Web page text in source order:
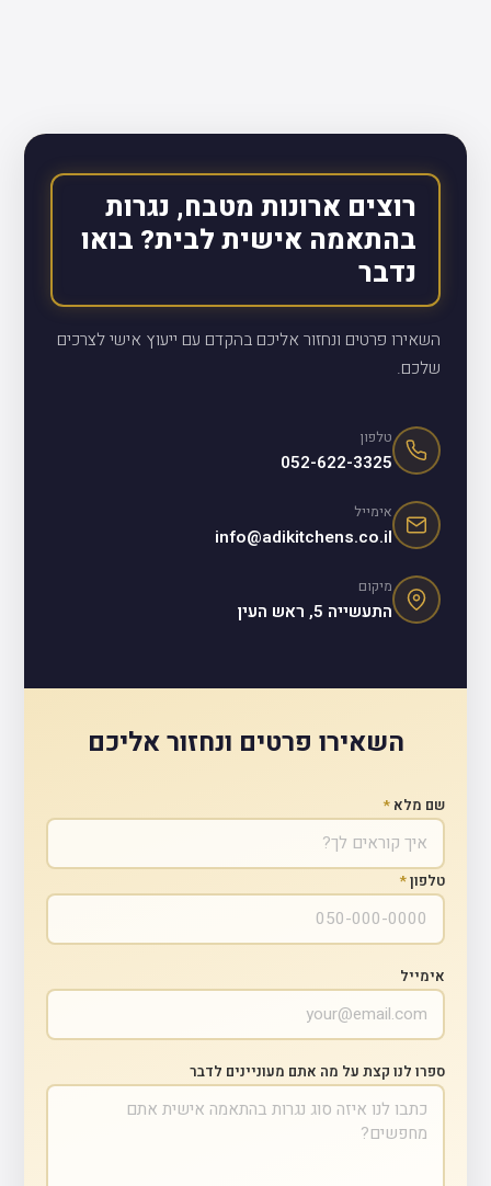
רוצים ארונות מטבח, נגרות
בהתאמה אישית לבית? בואו
נדבר
השאירו פרטים ונחזור אליכם בהקדם עם ייעוץ אישי לצרכים
שלכם.
טלפון
052-622-3325
אימייל
info@adikitchens.co.il
מיקום
התעשייה 5, ראש העין
השאירו פרטים ונחזור אליכם
שם מלא*
טלפון*
אימייל
ספרו לנו קצת על מה אתם מעוניינים לדבר